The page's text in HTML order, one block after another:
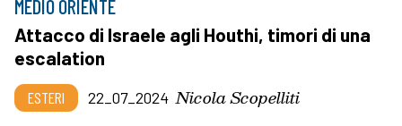
MEDIO ORIENTE
Attacco di Israele agli Houthi, timori di una
escalation
ESTERI 22_07_2024 Nicola Scopelliti